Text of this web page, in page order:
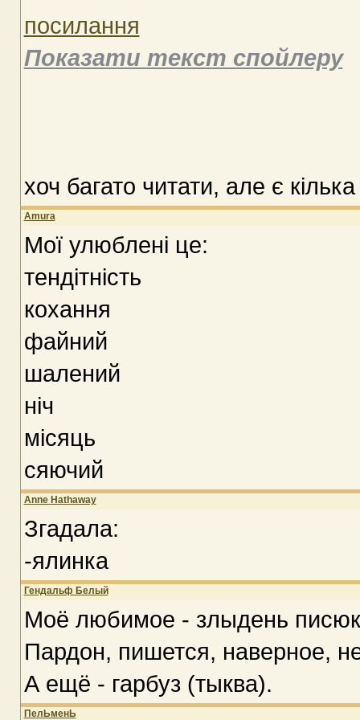
посилання
Показати текст спойлеру
хоч багато читати, але є кілька
Amura
Мої улюблені це:
тендітність
кохання
файний
шалений
ніч
місяць
сяючий
Anne Hathaway
Згадала:
-ялинка
Гендальф Белый
Моё любимое - злыдень
Пардон, пишется, наверное,
А ещё - гарбуз (тыква).
ПелЬменЬ